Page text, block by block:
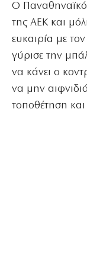
Ο
της ΑΕΚ και
ευκαιρία με
γύρισε την
να κάνει ο
να μην
τοποθέτηση